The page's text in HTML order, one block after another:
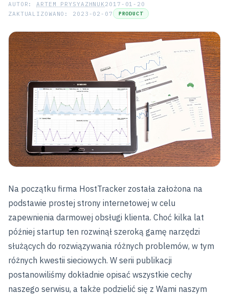
AUTOR:ARTEM PRYSYAZHNUK 2017-01-20
ZAKTUALIZOWANO: 2023-02-07
PRODUCT
Na początku firma HostTracker została założona na
podstawie prostej strony internetowej w celu
zapewnienia darmowej obsługi klienta. Choć kilka lat
później startup ten rozwinął szeroką gamę narzędzi
służących do rozwiązywania różnych problemów, w tym
różnych kwestii sieciowych. W serii publikacji
postanowiliśmy dokładnie opisać wszystkie cechy
naszego serwisu, a także podzielić się z Wami naszym